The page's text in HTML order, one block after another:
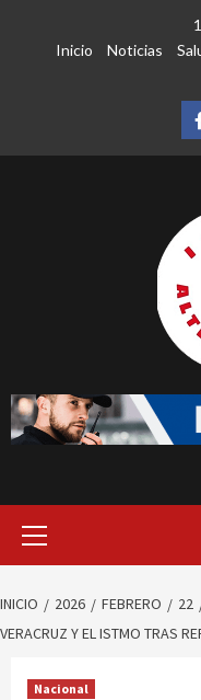
Inicio
Noticias
Menú
INICIO 2026 FEBRERO 22
VERACRUZ Y EL ISTMO TRAS
Nacional